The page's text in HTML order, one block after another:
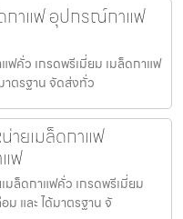
กาแฟ อุปกรณ์กาแฟ
ฟคั่ว เกรดพรีเมี่ยม เมล็ดกาแฟ
ตรฐาน จัดส่งทั่ว
ายเมล็ดกาแฟ
ฟ
มล็ดกาแฟคั่ว เกรดพรีเมี่ยม
และ ได้มาตรฐาน จั